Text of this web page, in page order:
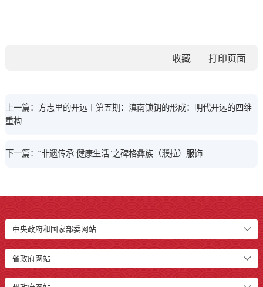
收藏
上一篇：方志里的开远丨第五期：滇南锁钥的形成：明代开远的四维
重构
下一篇：“非遗传承 健康生活”之碑格彝族（濮拉）服饰
中央政府和国家部委网站
省政府网站